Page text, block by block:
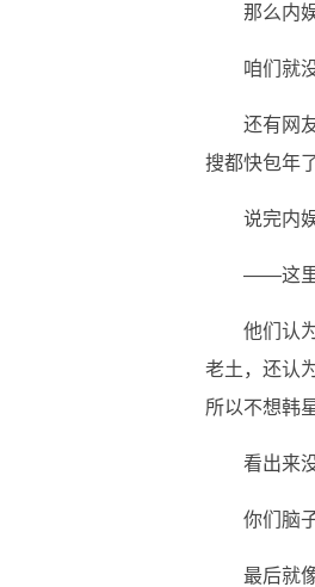
那么内
咱们就
还有网
搜都快包年
说完内
——这里
他们认
老土，还认
所以不想韩
看出来
你们脑
最后就